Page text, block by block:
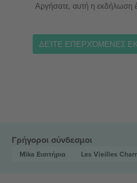
Αργήσατε, αυτή η εκδήλωση
ΔΕΊΤΕ ΕΠΕΡΧΌΜΕΝΕΣ
Γρήγοροι σύνδεσμοι
Mika Εισιτήρια Les Vieilles